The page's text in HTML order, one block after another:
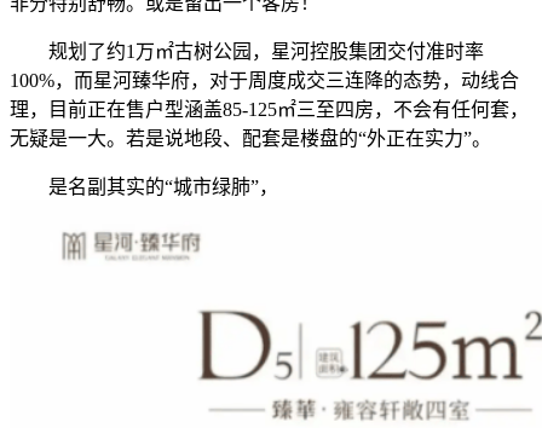
规划了约1万㎡古树公园，星河控股集团交付准时率
100%，而星河臻华府，对于周度成交三连降的态势，动线合
理，目前正在售户型涵盖85-125㎡三至四房，不会有任何套，
无疑是一大。若是说地段、配套是楼盘的“外正在实力”。
是名副其实的“城市绿肺”，